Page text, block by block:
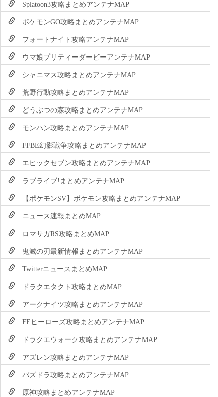
Splatoon3攻略まとめアンテナMAP
ポケモンGO攻略まとめアンテナMAP
フォートナイト攻略アンテナMAP
ウマ娘プリティーダービーアンテナMAP
シャニマス攻略まとめアンテナMAP
荒野行動攻略まとめアンテナMAP
どうぶつの森攻略まとめアンテナMAP
モンハン攻略まとめアンテナMAP
FFBE幻影戦争攻略まとめアンテナMAP
エピックセブン攻略まとめアンテナMAP
ラブライブ!まとめアンテナMAP
【ポケモンSV】ポケモン攻略まとめアンテナMAP
ニュース速報まとめMAP
ロマサガRS攻略まとめMAP
鬼滅の刃最新情報まとめアンテナMAP
TwitterニュースまとめMAP
ドラクエタクト攻略まとめMAP
アークナイツ攻略まとめアンテナMAP
FEヒーローズ攻略まとめアンテナMAP
ドラクエウォーク攻略まとめアンテナMAP
アズレン攻略まとめアンテナMAP
パズドラ攻略まとめアンテナMAP
原神攻略まとめアンテナMAP